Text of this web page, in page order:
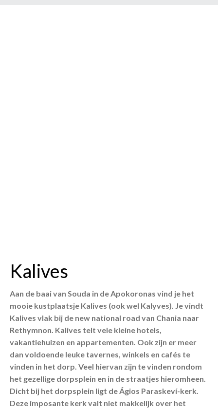
Kalives
Aan de baai van Souda in de Apokoronas vind je het
mooie kustplaatsje Kalives (ook wel Kalyves). Je vindt
Kalives vlak bij de new national road van Chania naar
Rethymnon. Kalives telt vele kleine hotels,
vakantiehuizen en appartementen. Ook zijn er meer
dan voldoende leuke tavernes, winkels en cafés te
vinden in het dorp. Veel hiervan zijn te vinden rondom
het gezellige dorpsplein en in de straatjes hieromheen.
Dicht bij het dorpsplein ligt de Ágios Paraskeví-kerk.
Deze imposante kerk valt niet makkelijk over het